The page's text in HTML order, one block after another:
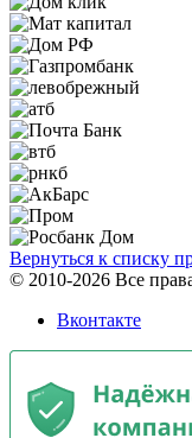
Вернуться к списку
© 2010-2026 Все
Вконтакте